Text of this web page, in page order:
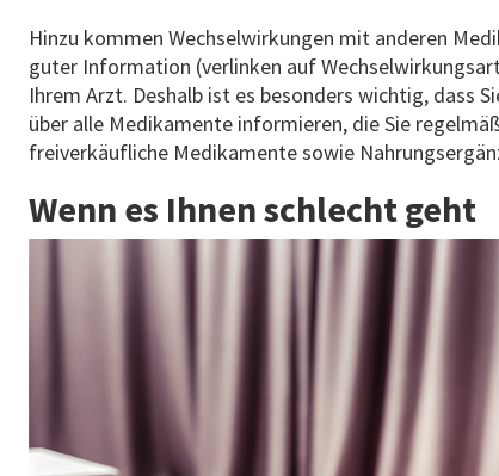
Hinzu kommen Wechselwirkungen mit anderen
guter Information (verlinken auf
Ihrem Arzt. Deshalb ist es besonders wichtig, dass
über alle Medikamente informieren, die Sie
freiverkäufliche Medikamente sowie
Wenn es Ihnen schlecht geht